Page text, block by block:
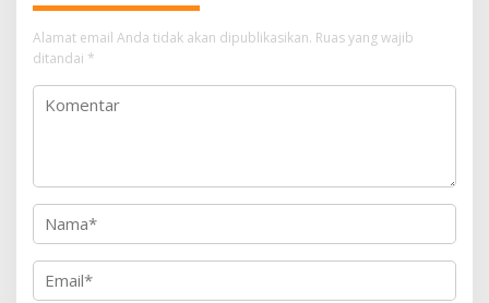
Alamat email Anda tidak akan dipublikasikan. Ruas yang wajib
ditandai *